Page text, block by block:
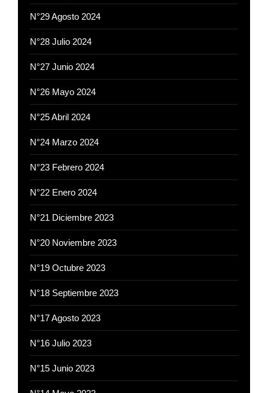
N°29 Agosto 2024
N°28 Julio 2024
N°27 Junio 2024
N°26 Mayo 2024
N°25 Abril 2024
N°24 Marzo 2024
N°23 Febrero 2024
N°22 Enero 2024
N°21 Diciembre 2023
N°20 Noviembre 2023
N°19 Octubre 2023
N°18 Septiembre 2023
N°17 Agosto 2023
N°16 Julio 2023
N°15 Junio 2023